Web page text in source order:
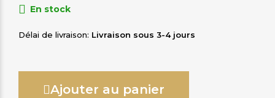
En stock
Délai de livraison Livraison sous 3-4 jours
Ajouter au panier